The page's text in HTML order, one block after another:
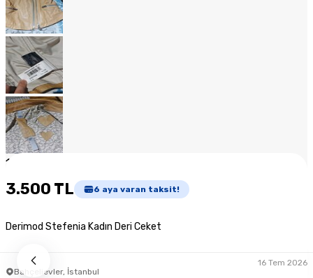
1
3.500 TL 6 aya varan taksit!
Derimod Stefenia Kadın Deri Ceket
Bahçelievler, İstanbul
16 Tem 2026